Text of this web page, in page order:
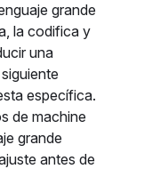
grande
la codifica y
una
específica.
de machine
grande
antes de